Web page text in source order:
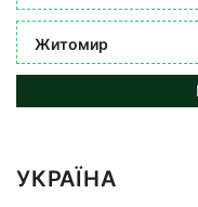
Житомир
УКРАЇНА